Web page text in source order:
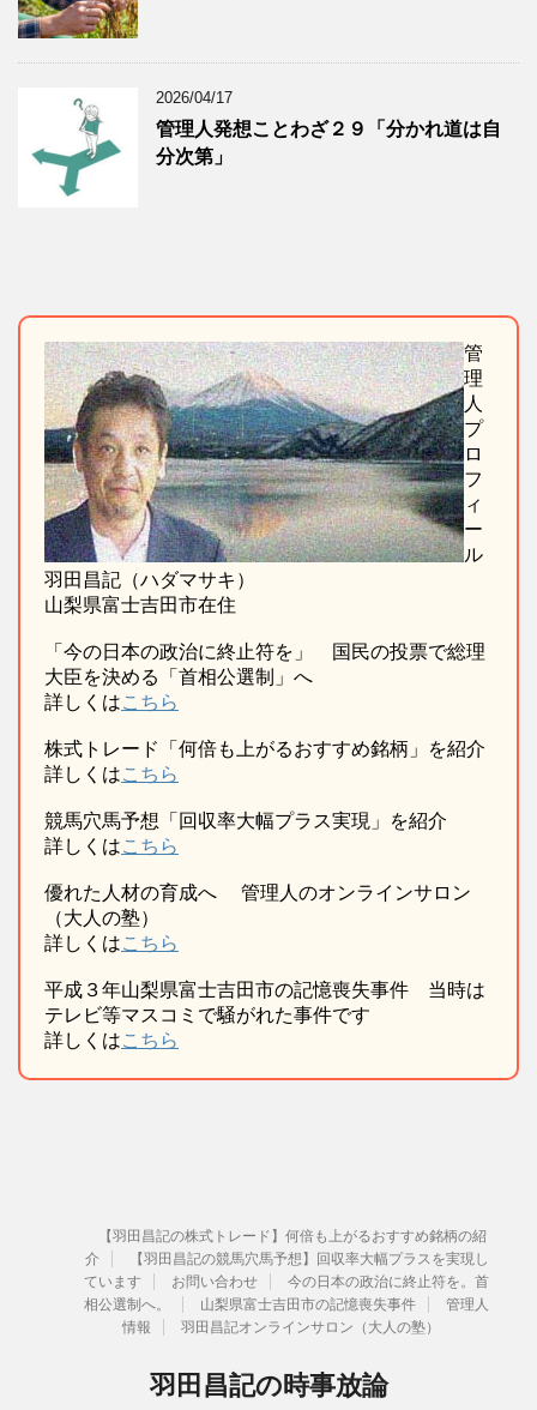
2026/04/17
管理人発想ことわざ２９「分かれ道は自
分次第」
管
理
人
プ
ロ
フ
ィ
ー
ル
羽田昌記（ハダマサキ）
山梨県富士吉田市在住
「今の日本の政治に終止符を」 国民の投票で総理
大臣を決める「首相公選制」へ
詳しくはこちら
株式トレード「何倍も上がるおすすめ銘柄」を紹介
詳しくはこちら
競馬穴馬予想「回収率大幅プラス実現」を紹介
詳しくはこちら
優れた人材の育成へ 管理人のオンラインサロン
（大人の塾）
詳しくはこちら
平成３年山梨県富士吉田市の記憶喪失事件 当時は
テレビ等マスコミで騒がれた事件です
詳しくはこちら
【羽田昌記の株式トレード】何倍も上がるおすすめ銘柄の紹
介
【羽田昌記の競馬穴馬予想】回収率大幅プラスを実現し
ています
お問い合わせ
今の日本の政治に終止符を。首
相公選制へ。
山梨県富士吉田市の記憶喪失事件
管理人
情報
羽田昌記オンラインサロン（大人の塾）
羽田昌記の時事放論